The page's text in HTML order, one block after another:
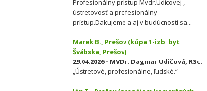
Profesionálny prístup Mvdr.Udicovej ,
ústretovosť a profesionálny
prístup.Dakujeme a aj v budúcnosti sa...
Marek B., Prešov (kúpa 1-izb. byt
Švábska, Prešov)
29.04.2026 - MVDr. Dagmar Udičová, RSc.
„Ústretové, profesionálne, ľudské.“